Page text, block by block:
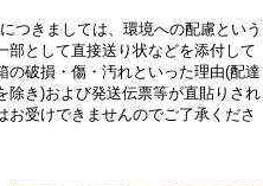
つきましては、環境への配慮という
部として直接送り状などを添付して
の破損・傷・汚れといった理由(配達
除き)および発送伝票等が直貼りされ
受けできませんのでご了承くださ